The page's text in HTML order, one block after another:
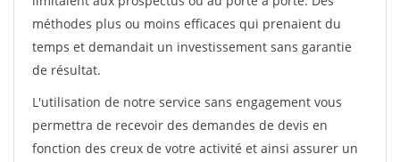
méthodes plus ou moins efficaces qui prenaient du
temps et demandait un investissement sans garantie
de résultat.
L'utilisation de notre service sans engagement vous
permettra de recevoir des demandes de devis en
fonction des creux de votre activité et ainsi assurer un